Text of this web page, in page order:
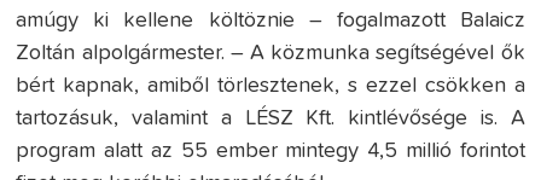
amúgy ki kellene költöznie – fogalmazott Balaicz
Zoltán alpolgármester. – A közmunka segítségével ők
bért kapnak, amiből törlesztenek, s ezzel csökken a
tartozásuk, valamint a LÉSZ Kft. kintlévősége is. A
program alatt az 55 ember mintegy 4,5 millió forintot